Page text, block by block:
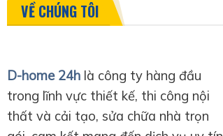
VỀ CHÚNG TÔI
D-home 24h là công ty hàng đầu
trong lĩnh vực thiết kế, thi công nội
thất và cải tạo, sửa chữa nhà trọn